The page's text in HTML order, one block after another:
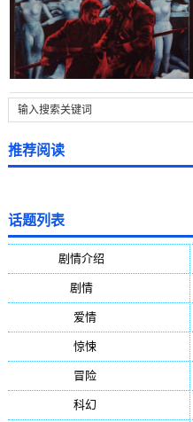
推荐阅读
话题列表
剧情介绍
剧情
爱情(887)
惊悚(648)
冒险(377)
科幻